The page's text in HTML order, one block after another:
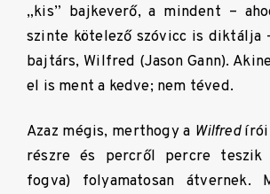
„kis” bajkeverő, a mindent –
szinte kötelező szóvicc is diktálja
bajtárs, Wilfred (Jason Gann).
el is ment a kedve; nem téved.
Azaz mégis, merthogy a Wilfredírói
részre és percről percre teszik
fogva) folyamatosan átvernek.